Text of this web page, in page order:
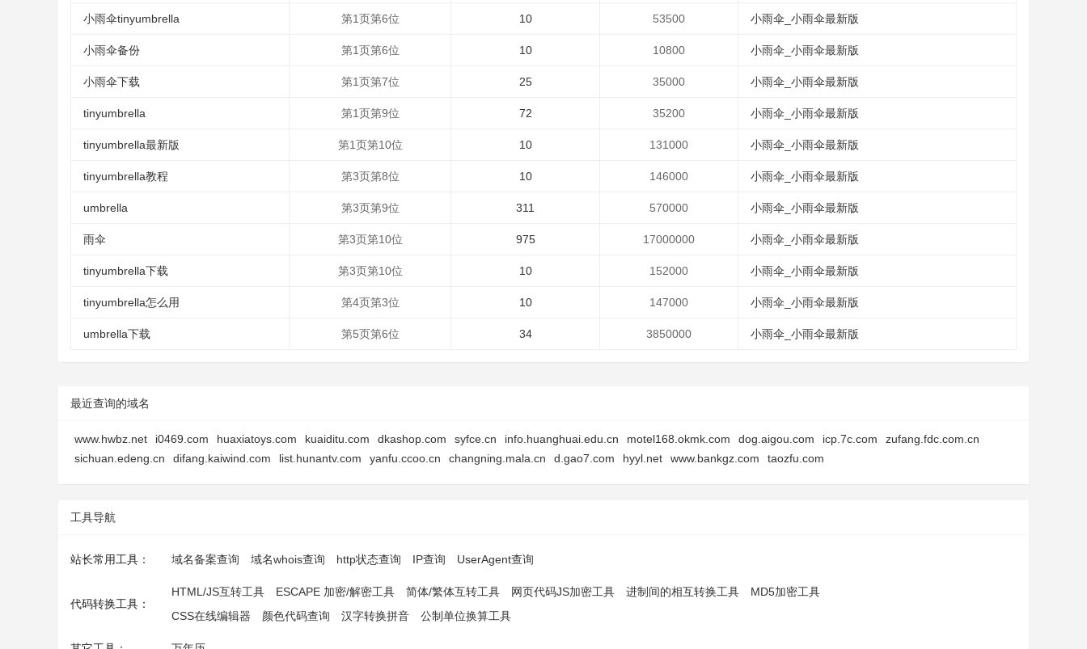
小雨伞tinyumbrella 第1页第6位 10 53500 小雨伞_小雨伞最新版
小雨伞备份 第1页第6位 10 10800 小雨伞_小雨伞最新版
小雨伞下载 第1页第7位 25 35000 小雨伞_小雨伞最新版
tinyumbrella 第1页第9位 72 35200 小雨伞_小雨伞最新版
tinyumbrella最新版 第1页第10位 10 131000 小雨伞_小雨伞最新版
tinyumbrella教程 第3页第8位 10 146000 小雨伞_小雨伞最新版
umbrella 第3页第9位 311 570000 小雨伞_小雨伞最新版
雨伞 第3页第10位 975 17000000 小雨伞_小雨伞最新版
tinyumbrella下载 第3页第10位 10 152000 小雨伞_小雨伞最新版
tinyumbrella怎么用 第4页第3位 10 147000 小雨伞_小雨伞最新版
umbrella下载 第5页第6位 34 3850000 小雨伞_小雨伞最新版
最近查询的域名
www.hwbz.net i0469.com huaxiatoys.com kuaiditu.com dkashop.com syfce.cn info.huanghuai.edu.cn motel168.okmk.com dog.aigou.com icp.7c.com
zufang.fdc.com.cn
sichuan.edeng.cn
difang.kaiwind.com list.hunantv.com yanfu.ccoo.cn changning.mala.cn d.gao7.com hyyl.net www.bankgz.com taozfu.com
工具导航
站长常用工具： 域名备案查询 域名whois查询 http状态查询 IP查询 UserAgent查询
代码转换工具：
HTML/JS互转工具 ESCAPE 加密/解密工具 简体/繁体互转工具 网页代码JS加密工具 进制间的相互转换工具
MD5加密工具
CSS在线编辑器
颜色代码查询 汉字转换拼音 公制单位换算工具